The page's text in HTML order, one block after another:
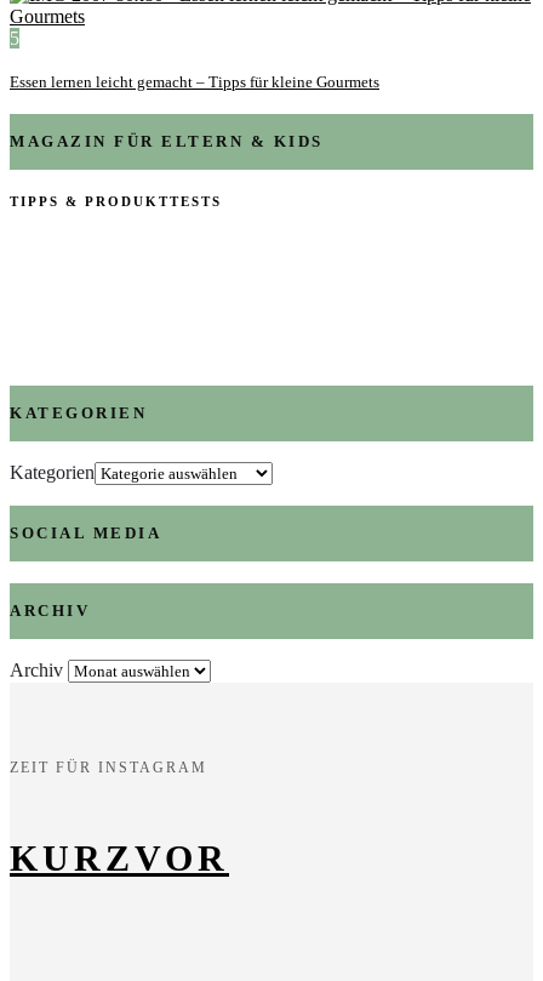
5
Essen lernen leicht gemacht – Tipps für kleine Gourmets
MAGAZIN FÜR ELTERN & KIDS
TIPPS & PRODUKTTESTS
KATEGORIEN
Kategorien
SOCIAL MEDIA
ARCHIV
Archiv
ZEIT FÜR INSTAGRAM
KURZVOR